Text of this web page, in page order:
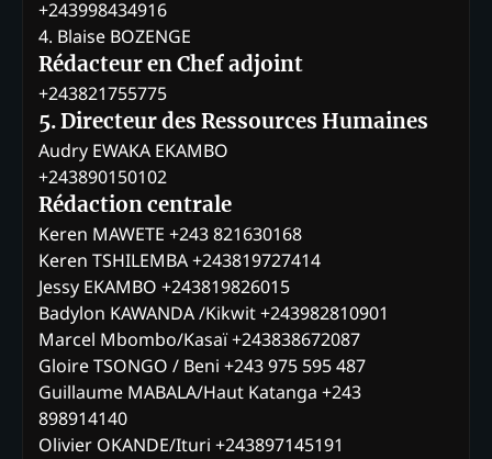
+243998434916
4. Blaise BOZENGE
Rédacteur en Chef adjoint
+243821755775
5. Directeur des Ressources Humaines
Audry EWAKA EKAMBO
+243890150102
Rédaction centrale
Keren MAWETE +243 821630168
Keren TSHILEMBA +243819727414
Jessy EKAMBO +243819826015
Badylon KAWANDA /Kikwit +243982810901
Marcel Mbombo/Kasaï +243838672087
Gloire TSONGO / Beni +243 975 595 487
Guillaume MABALA/Haut Katanga +243
898914140
Olivier OKANDE/Ituri +243897145191